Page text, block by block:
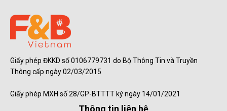
Giấy phép ĐKKD số 0106779731 do Bộ Thông Tin và Truyền
Thông cấp ngày 02/03/2015
Giấy phép MXH số 28/GP-BTTTT ký ngày 14/01/2021